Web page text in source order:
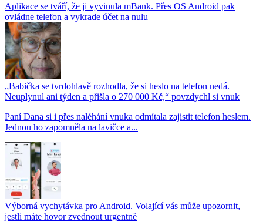
Aplikace se tváří, že ji vyvinula mBank. Přes OS Android pak
ovládne telefon a vykrade účet na nulu
„Babička se tvrdohlavě rozhodla, že si heslo na telefon nedá.
Neuplynul ani týden a přišla o 270 000 Kč,“ povzdychl si vnuk
Paní Dana si i přes naléhání vnuka odmítala zajistit telefon heslem.
Jednou ho zapomněla na lavičce a...
Výborná vychytávka pro Android. Volající vás může upozornit,
jestli máte hovor zvednout urgentně